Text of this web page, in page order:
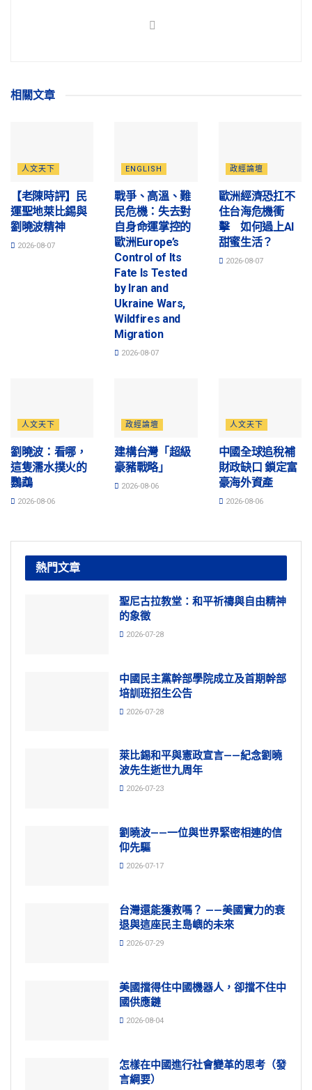
相關文章
人文天下
【老陳時評】民
運聖地萊比錫與
劉曉波精神
2026-08-07
ENGLISH
戰爭、高溫、難
民危機：失去對
自身命運掌控的
歐洲Europe’s
Control of Its
Fate Is Tested
by Iran and
Ukraine Wars,
Wildfires and
Migration
2026-08-07
政經論壇
歐洲經濟恐扛不
住台海危機衝
擊 如何過上AI
甜蜜生活？
2026-08-07
人文天下
劉曉波：看哪，
這隻濡水撲火的
鸚鵡
2026-08-06
政經論壇
建構台灣「超級
豪豬戰略」
2026-08-06
人文天下
中國全球追稅補
財政缺口 鎖定富
豪海外資產
2026-08-06
熱門文章
聖尼古拉教堂：和平祈禱與自由精神
的象徵
2026-07-28
中國民主黨幹部學院成立及首期幹部
培訓班招生公告
2026-07-28
萊比錫和平與憲政宣言——紀念劉曉
波先生逝世九周年
2026-07-23
劉曉波——一位與世界緊密相連的信
仰先驅
2026-07-17
台灣還能獲救嗎？ ——美國實力的衰
退與這座民主島嶼的未來
2026-07-29
美國擋得住中國機器人，卻擋不住中
國供應鏈
2026-08-04
怎樣在中國進行社會變革的思考（發
言綱要）